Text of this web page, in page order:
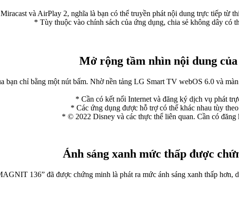
và AirPlay 2, nghĩa là bạn có thể truyền phát nội dung trực tiếp từ
* Tùy thuộc vào chính sách của ứng dụng, chia sẻ không dây có
Mở rộng tầm nhìn nội dung của
bạn chỉ bằng một nút bấm. Nhờ nền tảng LG Smart TV webOS 6.0 và
* Cần có kết nối Internet và đăng ký dịch vụ phát
* Các ứng dụng được hỗ trợ có thể khác nhau tùy
* © 2022 Disney và các thực thể liên quan. Cần có đăng
Ánh sáng xanh mức thấp được
136” đã được chứng minh là phát ra mức ánh sáng xanh thấp hơn,